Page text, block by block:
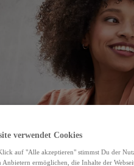
verwendet Cookies
auf "Alle akzeptieren" stimmst Du der
Anbietern ermöglichen, die Inhalte der